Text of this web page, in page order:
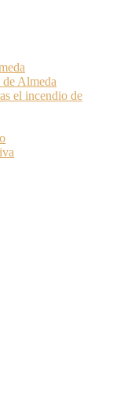
Almeda
el incendio de